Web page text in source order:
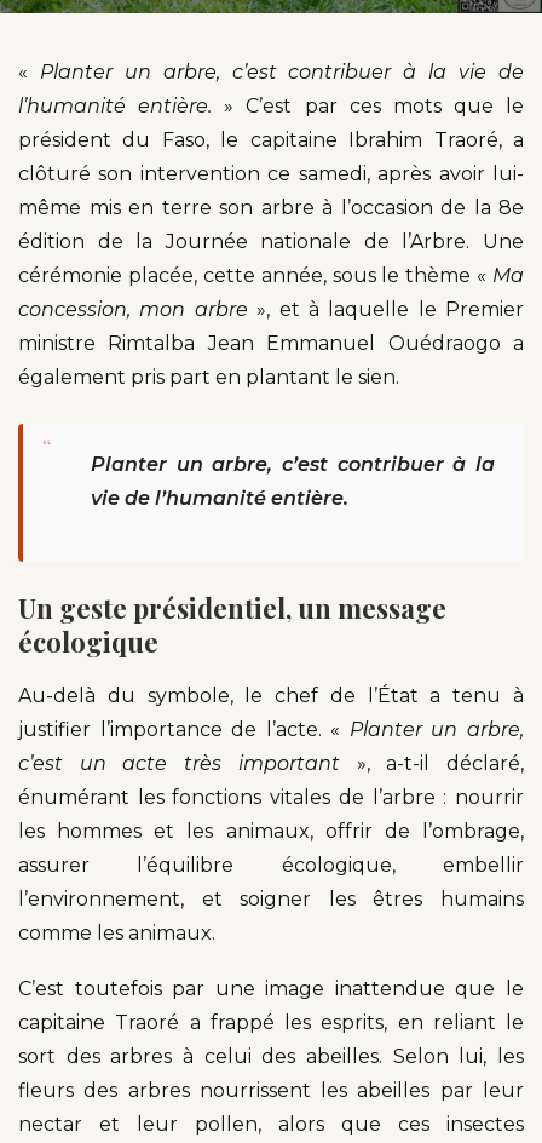
« Planter un arbre, c’est contribuer à la vie de
l’humanité entière. » C’est par ces mots que le
président du Faso, le capitaine Ibrahim Traoré, a
clôturé son intervention ce samedi, après avoir lui-
même mis en terre son arbre à l’occasion de la 8e
édition de la Journée nationale de l’Arbre. Une
cérémonie placée, cette année, sous le thème « Ma
concession, mon arbre», et à laquelle le Premier
ministre Rimtalba Jean Emmanuel Ouédraogo a
également pris part en plantant le sien.
“
Planter un arbre, c’est contribuer à la
vie de l’humanité entière.
Un geste présidentiel, un message
écologique
Au-delà du symbole, le chef de l’État a tenu à
justifier l’importance de l’acte. « Planter un arbre,
c’est un acte très important», a-t-il déclaré,
énumérant les fonctions vitales de l’arbre : nourrir
les hommes et les animaux, offrir de l’ombrage,
assurer l’équilibre écologique, embellir
l’environnement, et soigner les êtres humains
comme les animaux.
C’est toutefois par une image inattendue que le
capitaine Traoré a frappé les esprits, en reliant le
sort des arbres à celui des abeilles. Selon lui, les
fleurs des arbres nourrissent les abeilles par leur
nectar et leur pollen, alors que ces insectes